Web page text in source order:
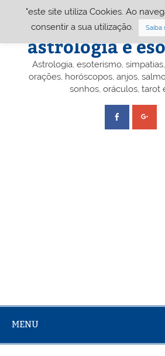
Portal A&E –
astrologia e
Astrologia, esoterismo,
orações, horóscopos, anjos,
sonhos, oráculos, tarot
MENU
"este site utiliza Cookies. Ao
consentir a sua utilização.
Saiba